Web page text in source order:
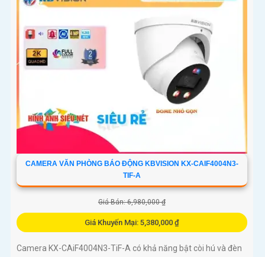
CAMERA VĂN PHÒNG BÁO ĐỘNG KBVISION KX-CAIF4004N3-
TIF-A
Giá Bán: 6,980,000 ₫
Giá Khuyến Mại: 5,380,000 ₫
Camera KX-CAiF4004N3-TiF-A có khả năng bật còi hú và đèn